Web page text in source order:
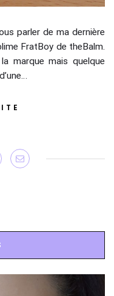
parler de ma dernière
FratBoy de theBalm.
marque mais quelque